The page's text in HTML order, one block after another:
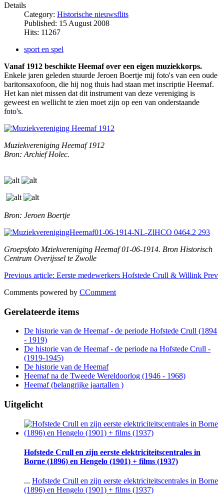
Details
Category: Historische nieuwsflits
Published: 15 August 2008
Hits: 11267
sport en spel
Vanaf 1912 beschikte Heemaf over een eigen muziekkorps.
Enkele jaren geleden stuurde Jeroen Boertje mij foto's van een oude
baritonsaxofoon, die hij nog thuis had staan met inscriptie Heemaf.
Het kan niet missen dat dit instrument van deze vereniging is
geweest en wellicht te zien moet zijn op een van onderstaande
foto's.
Muziekvereniging Heemaf 1912
Bron: Archief Holec.
Bron: Jeroen Boertje
Groepsfoto Mziekvereniging Heemaf 01-06-1914. Bron Historisch
Centrum Overijssel te Zwolle
Previous article: Eerste medewerkers Hofstede Crull & Willink Prev
Comments powered by CComment
Gerelateerde items
De historie van de Heemaf - de periode Hofstede Crull (1894
- 1919)
De historie van de Heemaf - de periode na Hofstede Crull -
(1919-1945)
De historie van de Heemaf
Heemaf na de Tweede Wereldoorlog (1946 - 1968)
Heemaf (belangrijke jaartallen )
Uitgelicht
Hofstede Crull en zijn eerste elektriciteitscentrales in
Borne (1896) en Hengelo (1901) + films (1937)
... Hofstede Crull en zijn eerste elektriciteitscentrales in Borne
(1896) en Hengelo (1901) + films (1937)